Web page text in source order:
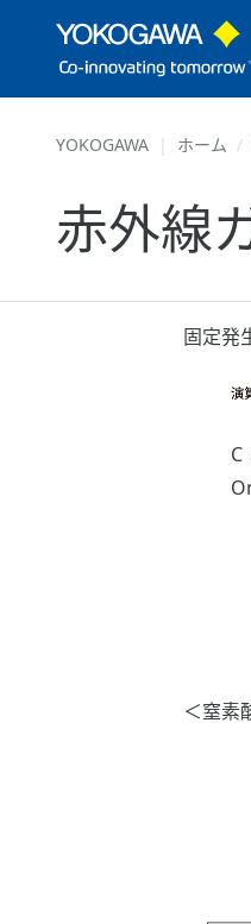
YOKOGAWA ホーム
赤外線
固定発
C
＜窒素